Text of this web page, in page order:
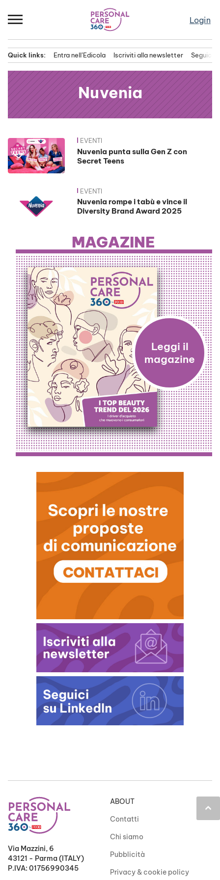
al
Login
principale
Quick links: Entra nell’Edicola Iscriviti alla newsletter Seguici
Nuvenia
News EVENTI
Nuvenia punta sulla Gen Z con
Secret Teens
EVENTI
Nuvenia rompe i tabù e vince il
Diversity Brand Award 2025
MAGAZINE
keyboard_arrow_up
Via Mazzini, 6
43121 - Parma (ITALY)
P.IVA: 01756990345
ABOUT
Contatti
Chi siamo
Pubblicità
Privacy & cookie policy